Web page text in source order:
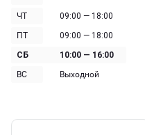
ЧТ
09:00 — 18:00
ПТ
09:00 — 18:00
СБ
10:00 — 16:00
ВС
Выходной